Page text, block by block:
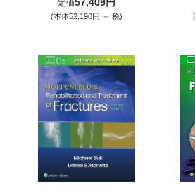
定価
(本体52,190円 ＋ 税)